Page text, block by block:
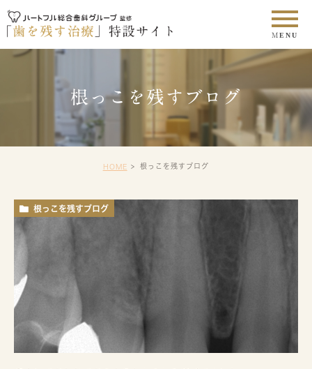
根っこを残すブログ
HOME 根っこを残すブログ
根っこを残すブログ